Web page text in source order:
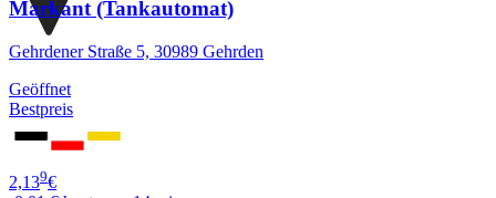
Markant (Tankautomat)
Gehrdener Straße 5, 30989 Gehrden
Geöffnet
Bestpreis
2,139€